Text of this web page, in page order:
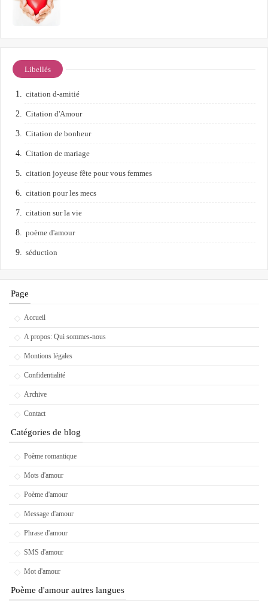
Libellés
citation d-amitié
Citation d'Amour
Citation de bonheur
Citation de mariage
citation joyeuse fête pour vous femmes
citation pour les mecs
citation sur la vie
poème d'amour
séduction
Page
Accueil
A propos: Qui sommes-nous
Montions légales
Confidentialité
Archive
Contact
Catégories de blog
Poème romantique
Mots d'amour
Poème d'amour
Message d'amour
Phrase d'amour
SMS d'amour
Mot d'amour
Poème d'amour autres langues